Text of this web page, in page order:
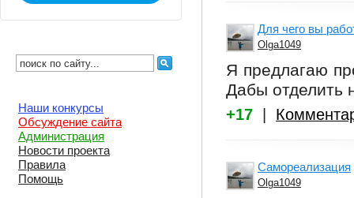
Для чего вы
Olga1049
Я предлагаю
Дабы отделить
+17
Самореализация
Olga1049
Наши конкурсы
Обсуждение сайта
Администрация
Новости проекта
Правила
Помощь